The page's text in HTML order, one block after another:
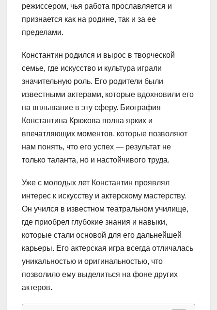
режиссером, чья работа прославляется и
признается как на родине, так и за ее
пределами.
Константин родился и вырос в творческой
семье, где искусство и культура играли
значительную роль. Его родители были
известными актерами, которые вдохновили его
на вплывание в эту сферу. Биография
Константина Крюкова полна ярких и
впечатляющих моментов, которые позволяют
нам понять, что его успех — результат не
только таланта, но и настойчивого труда.
Уже с молодых лет Константин проявлял
интерес к искусству и актерскому мастерству.
Он учился в известном театральном училище,
где приобрел глубокие знания и навыки,
которые стали основой для его дальнейшей
карьеры. Его актерская игра всегда отличалась
уникальностью и оригинальностью, что
позволило ему выделиться на фоне других
актеров.